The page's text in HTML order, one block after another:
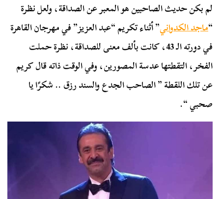
لم بكن حديث الصاحبين هو المعبر عن الصداقة، ولعل نظرة
“ماجد الكدواني” أثناء تكريم “عبد العزيز” في مهرجان القاهرة
في دورته الـ 43، كانت بألف معنى للصداقة، نظرة حملت
الفخر، التقطتها عدسة المصورين، وفي الوقت ذاته قال كريم
عن تلك اللقطة ” الصاحب الجدع والسند رزق .. شكرًا يا
صحبي “.